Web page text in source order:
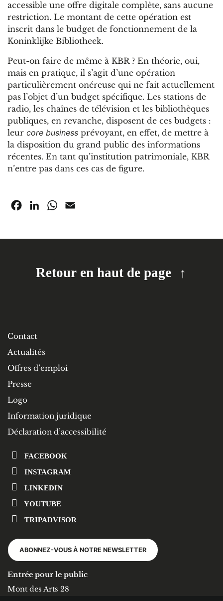
accessible une offre digitale complète, sans aucune
restriction. Le montant de cette opération est
inscrit dans le budget de fonctionnement de la
Koninklijke Bibliotheek.
Peut-on faire de même à KBR ? En théorie, oui,
mais en pratique, il s’agit d’une opération
particulièrement onéreuse qui ne fait actuellement
pas l’objet d’un budget spécifique. Les stations de
radio, les chaînes de télévision et les bibliothèques
publiques, en revanche, disposent de ces budgets :
leur core business prévoyant, en effet, de mettre à
la disposition du grand public des informations
récentes. En tant qu’institution patrimoniale, KBR
n’entre pas dans ces cas de figure.
FacebookLinkedInWhatsApp
Retour en haut de page
Contact
Actualités
Offres d’emploi
Presse
Logo
Information juridique
Déclaration d’accessibilité
FACEBOOK
INSTAGRAM
LINKEDIN
YOUTUBE
TRIPADVISOR
ABONNEZ-VOUS À NOTRE NEWSLETTER
Entrée pour le public
Mont des Arts 28